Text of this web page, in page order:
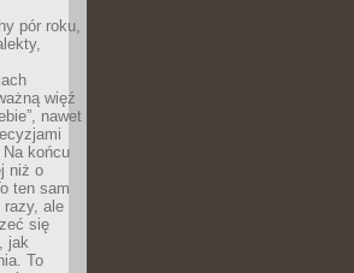
pór roku,
więź
nawet
Na końcu
niż o
ten sam
ale
się
jak
To